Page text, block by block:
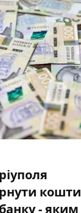
кошти
- яким